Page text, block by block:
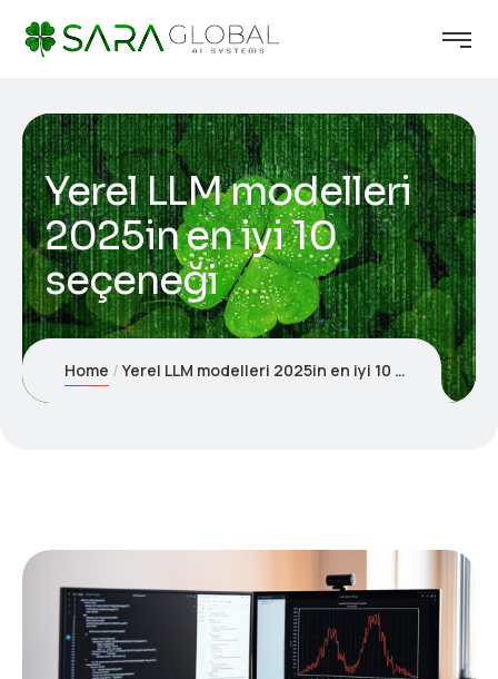
Yerel LLM modelleri
2025in en iyi 10
seçeneği
Home Yerel LLM modelleri 2025in en iyi 10 seçeneği